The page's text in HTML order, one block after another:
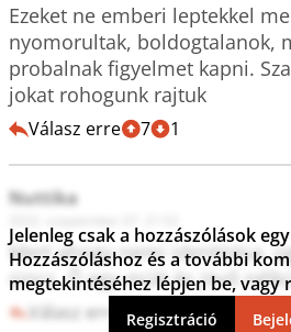
Ezeket ne emberi leptekkel
nyomorultak, boldogtalanok,
probalnak figyelmet kapni.
jokat rohogunk rajtuk
Válasz erre 7 1
Nuttika
Mert ahogy nemi identitása,
sincs. Ő egy múlt és jövő
Válasz erre 8 1
Jelenleg csak a hozzászólások
Hozzászóláshoz és a további
megtekintéséhez lépjen be, vagy
Regisztráció